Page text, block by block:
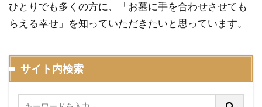
ひとりでも多くの方に、「お墓に手を合わせさせても
らえる幸せ」を知っていただきたいと思っています。
サイト内検索